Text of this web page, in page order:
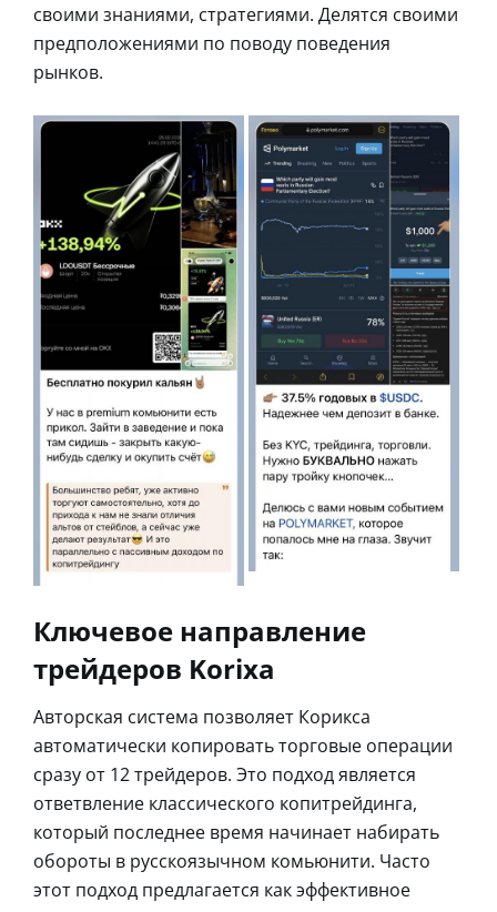
своими знаниями, стратегиями. Делятся своими
предположениями по поводу поведения
рынков.
Ключевое направление
трейдеров Korixa
Авторская система позволяет Корикса
автоматически копировать торговые операции
сразу от 12 трейдеров. Это подход является
ответвление классического копитрейдинга,
который последнее время начинает набирать
обороты в русскоязычном комьюнити. Часто
этот подход предлагается как эффективное